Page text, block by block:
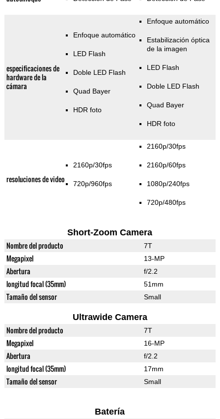
especificaciones de
hardware de la
cámara
Enfoque automático
LED Flash
Doble LED Flash
Quad Bayer
HDR foto
Enfoque automático
Estabilización óptica
de la imagen
LED Flash
Doble LED Flash
Quad Bayer
HDR foto
resoluciones de video
2160p/30fps
720p/960fps
2160p/30fps
2160p/60fps
1080p/240fps
720p/480fps
Short-Zoom Camera
Nombre del producto 7T
Megapixel 13-MP
Abertura f/2.2
longitud focal (35mm) 51mm
Tamaño del sensor Small
Ultrawide Camera
Nombre del producto 7T
Megapixel 16-MP
Abertura f/2.2
longitud focal (35mm) 17mm
Tamaño del sensor Small
Batería